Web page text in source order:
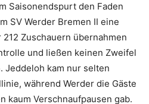
Saisonendspurt den Faden
SV Werder Bremen II eine
Zuschauern übernahmen
und ließen keinen Zweifel
Jeddeloh kam nur selten
während Werder die Gäste
kaum Verschnaufpausen gab.